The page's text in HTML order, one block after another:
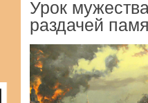
Урок
раздачей